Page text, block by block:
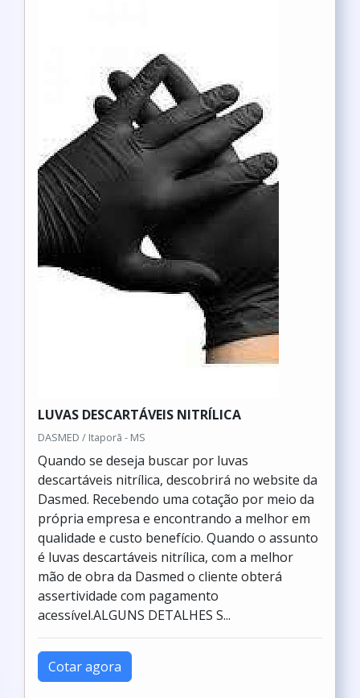
LUVAS DESCARTÁVEIS NITRÍLICA
DASMED / Itaporã - MS
Quando se deseja buscar por luvas
descartáveis nitrílica, descobrirá no website da
Dasmed. Recebendo uma cotação por meio da
própria empresa e encontrando a melhor em
qualidade e custo benefício. Quando o assunto
é luvas descartáveis nitrílica, com a melhor
mão de obra da Dasmed o cliente obterá
assertividade com pagamento
acessível.ALGUNS DETALHES S...
Cotar agora